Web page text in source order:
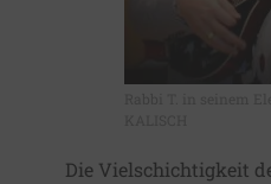
Die Vielschichtigkeit